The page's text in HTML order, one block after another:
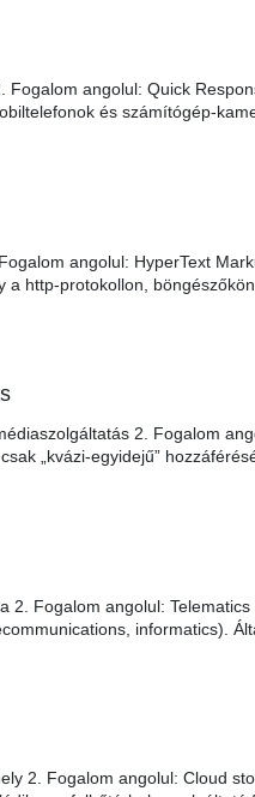
Fogalom angolul: Quick
és számítógép-
angolul: HyperText
a http-protokollon,
2. Fogalom
„kvázi-egyidejű”
2. Fogalom angolul:
informatics).
2. Fogalom angolul: Cloud